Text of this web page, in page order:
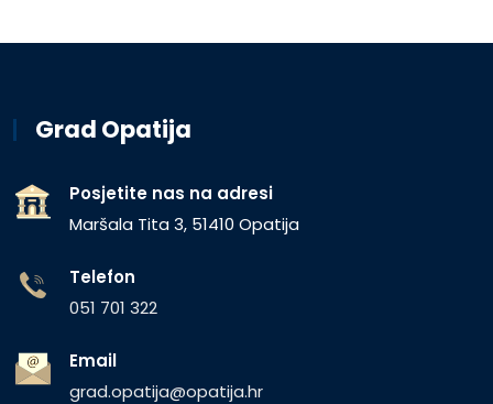
Grad Opatija
Posjetite nas na adresi
Maršala Tita 3, 51410 Opatija
Telefon
051 701 322
Email
grad.opatija@opatija.hr